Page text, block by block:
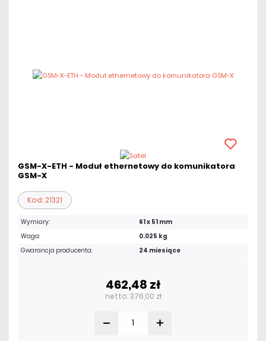
GSM-X-ETH - Moduł ethernetowy do komunikatora
GSM-X
Kod: 21321
Wymiary:
61 x 51 mm
Waga:
0.025 kg
Gwarancja producenta:
24 miesiące
462,48 zł
netto: 376,00 zł